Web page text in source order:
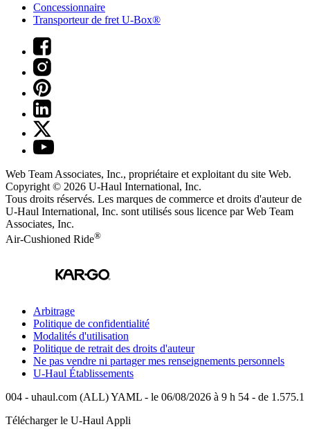
Concessionnaire
Transporteur de fret U-Box®
Web Team Associates, Inc., propriétaire et exploitant du site Web.
Copyright © 2026 U-Haul International, Inc.
Tous droits réservés. Les marques de commerce et droits d'auteur de
U-Haul International, Inc. sont utilisés sous licence par Web Team
Associates, Inc.
Air-Cushioned Ride®
Arbitrage
Politique de confidentialité
Modalités d'utilisation
Politique de retrait des droits d'auteur
Ne pas vendre ni partager mes renseignements personnels
U-Haul Établissements
004 - uhaul.com (ALL) YAML - le 06/08/2026 à 9 h 54 - de 1.575.1
Télécharger le U-Haul Appli